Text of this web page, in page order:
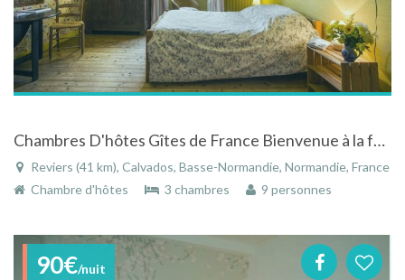
Chambres D'hôtes Gîtes de France Bienvenue à la ferme
Reviers (41 km), Calvados, Basse-Normandie, Normandie, France
Chambre d'hôtes
3 chambres 9 personnes
90€/nuit